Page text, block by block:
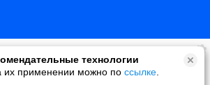
технологии
их применении можно по ссылке